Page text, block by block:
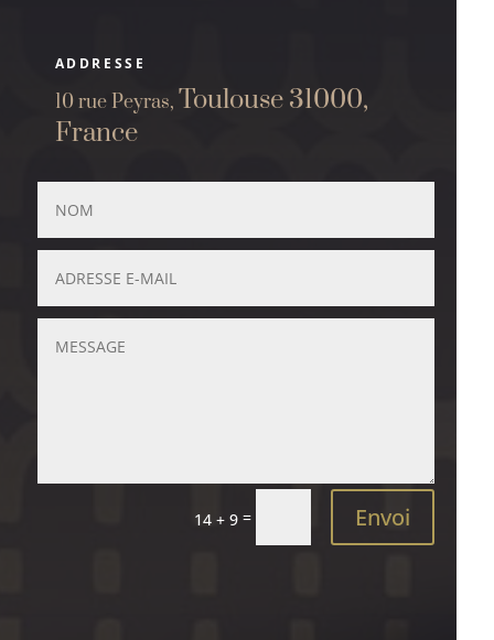
ADDRESSE
10 rue Peyras, Toulouse 31000,
France
14 + 9 = Envoi